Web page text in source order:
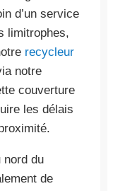
d’un service
limitrophes,
recycleur
notre
couverture
les délais
nord du
de